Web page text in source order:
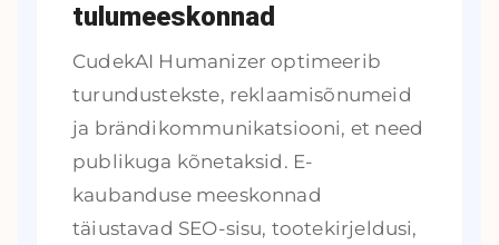
tulumeeskonnad
CudekAI Humanizer optimeerib
turundustekste, reklaamisõnumeid
ja brändikommunikatsiooni, et need
publikuga kõnetaksid. E-
kaubanduse meeskonnad
täiustavad SEO-sisu, tootekirjeldusi,